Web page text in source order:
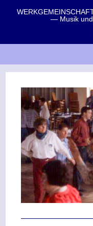
— Musik und